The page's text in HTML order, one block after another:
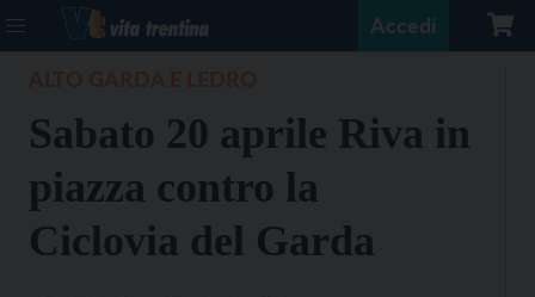
Accedi
Sabato 20 aprile Riva in
piazza contro la
Ciclovia del Garda